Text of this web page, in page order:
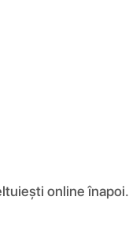
online înapoi.